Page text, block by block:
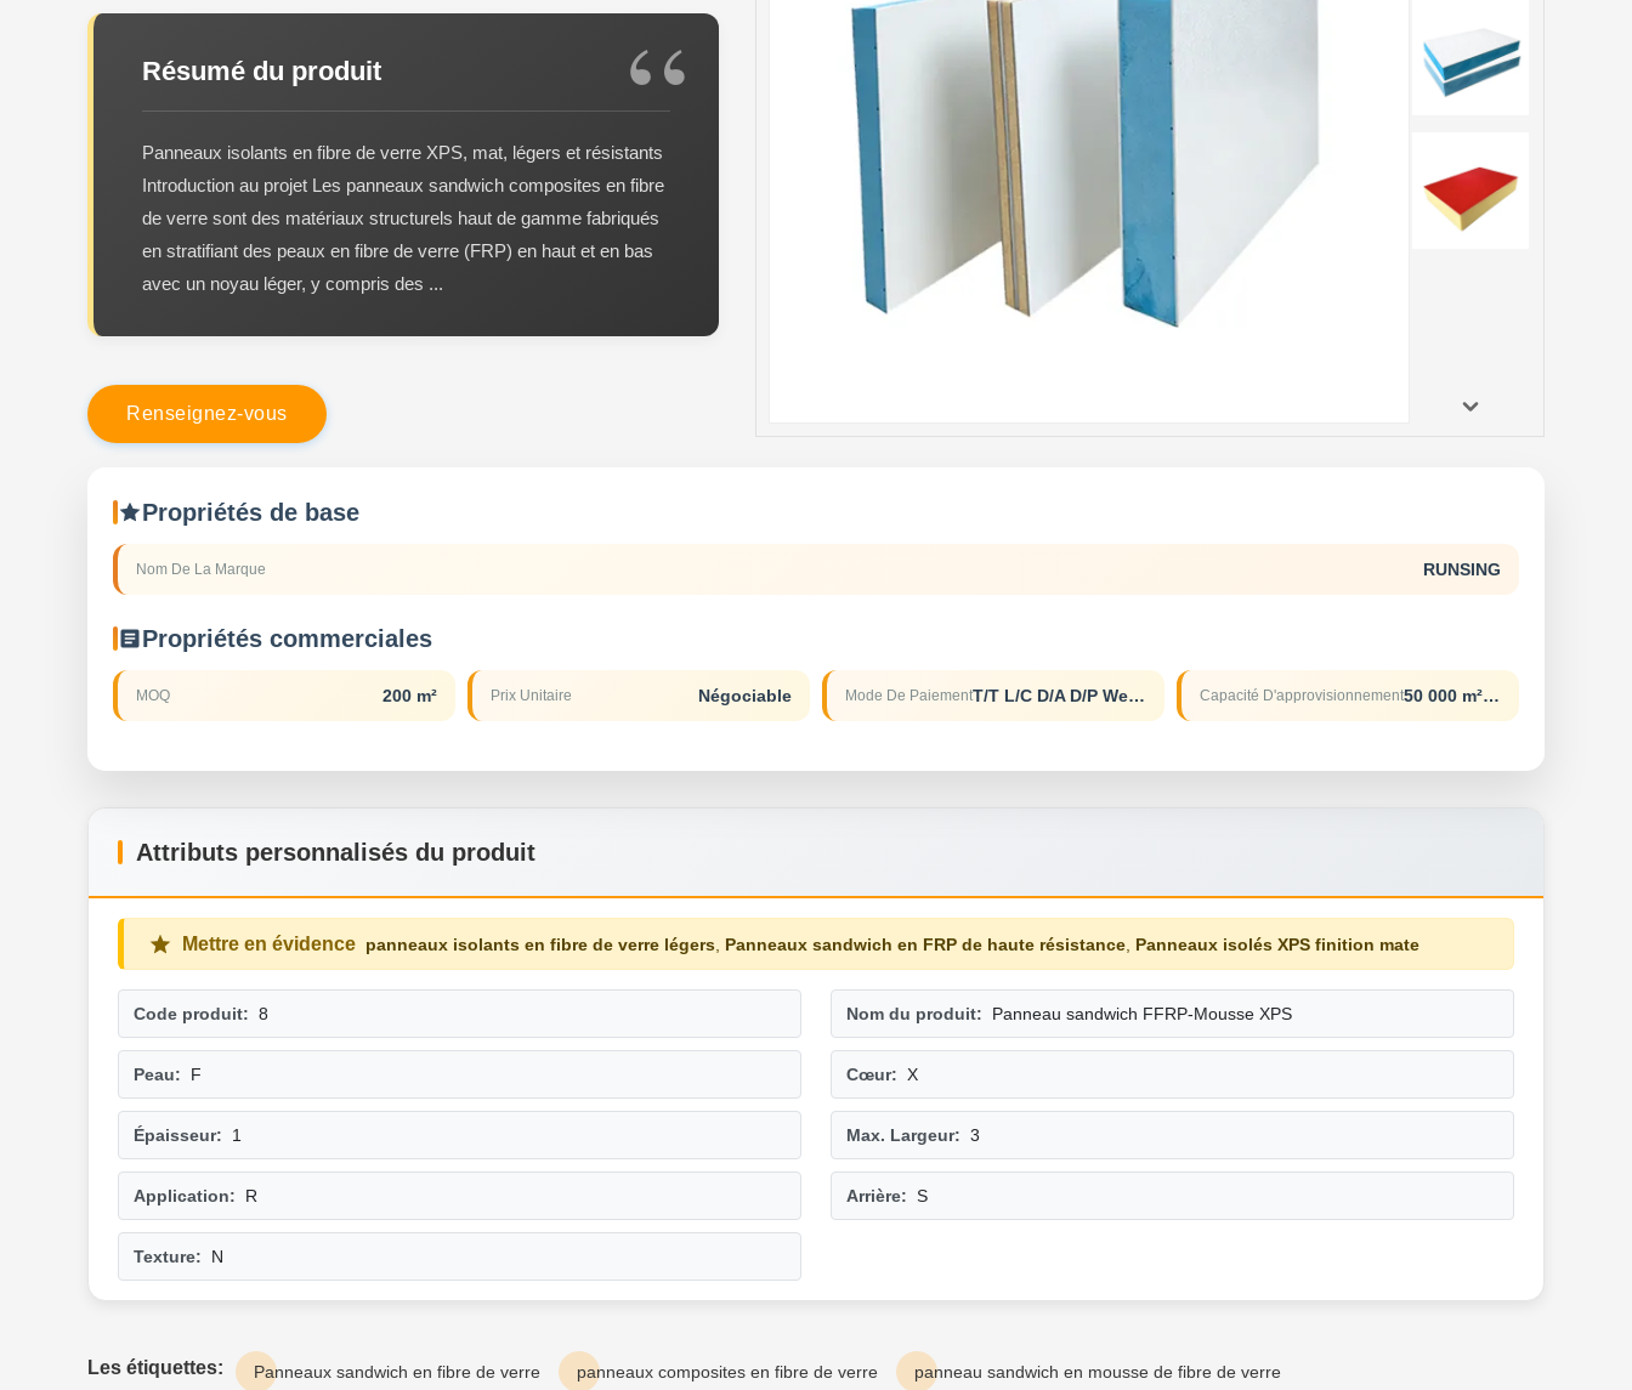
Résumé du produit
Panneaux isolants en fibre de verre XPS, mat, légers et résistants
Introduction au projet Les panneaux sandwich composites en fibre
de verre sont des matériaux structurels haut de gamme fabriqués
en stratifiant des peaux en fibre de verre (FRP) en haut et en bas
avec un noyau léger, y compris des ...
Renseignez-vous
Propriétés de base
Nom De La Marque RUNSING
Propriétés commerciales
MOQ 200 m² Prix Unitaire Négociable Mode De Paiement T/T L/C D/A D/P Western union Capacité D'approvisionnement 50 000 m² par mois
Attributs personnalisés du produit
Mettre en évidence panneaux isolants en fibre de verre légers Panneaux sandwich en FRP de haute résistance Panneaux isolés XPS finition mate
Code produit: 8 Nom du produit: Panneau sandwich FFRP-Mousse XPS
Peau: F Cœur: X
Épaisseur: 1 Max. Largeur: 3
Application: R Arrière: S
Texture: N
Les étiquettes: Panneaux sandwich en fibre de verre panneaux composites en fibre de verre panneau sandwich en mousse de fibre de verre